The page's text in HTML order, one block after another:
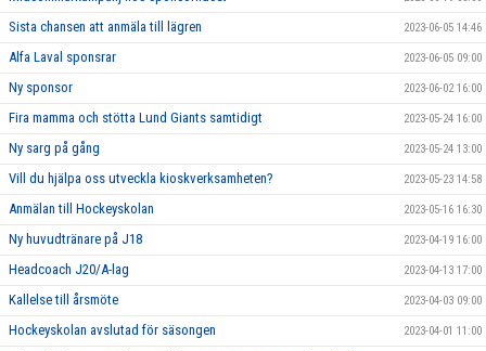
Sista chansen att anmäla till lägren 2023-06-05 14:46
Alfa Laval sponsrar 2023-06-05 09:00
Ny sponsor 2023-06-02 16:00
Fira mamma och stötta Lund Giants samtidigt 2023-05-24 16:00
Ny sarg på gång 2023-05-24 13:00
Vill du hjälpa oss utveckla kioskverksamheten? 2023-05-23 14:58
Anmälan till Hockeyskolan 2023-05-16 16:30
Ny huvudtränare på J18 2023-04-19 16:00
Headcoach J20/A-lag 2023-04-13 17:00
Kallelse till årsmöte 2023-04-03 09:00
Hockeyskolan avslutad för säsongen 2023-04-01 11:00